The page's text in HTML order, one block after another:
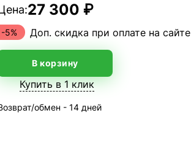
27 300 ₽
-5% Доп. скидка при оплате на сайте
В корзину
Купить в 1 клик
обмен - 14 дней